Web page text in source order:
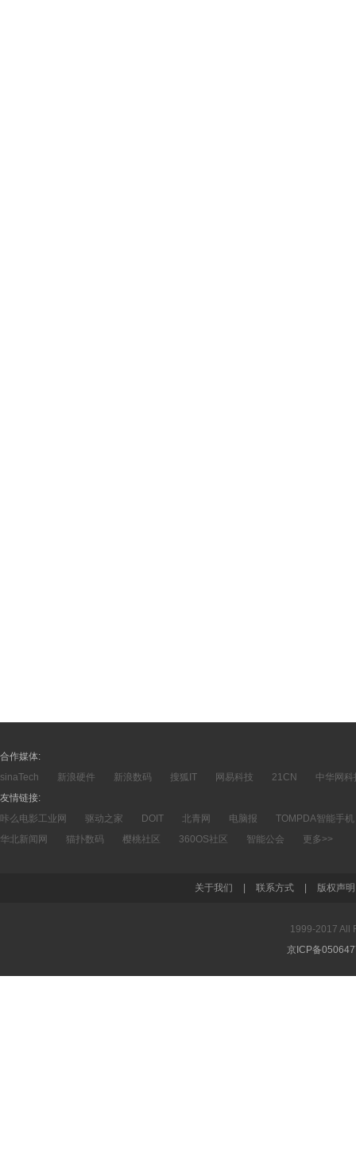
合作媒体:
sinaTech
新浪硬件 新浪数码 搜狐IT 网易科技 21CN
中华网科
友情链接:
咔么电影工业网
驱动之家 DOIT 北青网 电脑报
TOMPDA智能手机
华北新闻网
猫扑数码 樱桃社区 360OS社区 智能公会 更多>>
关于我们 | 联系方式 | 版权声明
1999-2017 All
京ICP备